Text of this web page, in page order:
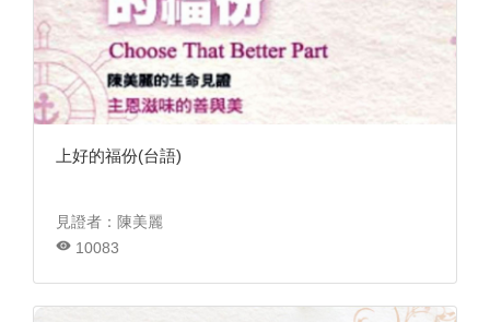
上好的福份(台語)
見證者：陳美麗
10083